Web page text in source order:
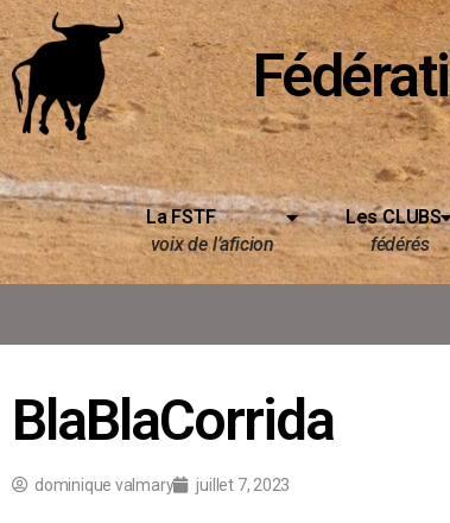
La FSTF
voix de l’aficion
Les CLUBS
fédérés
BlaBlaCorrida
dominique valmary juillet 7, 2023